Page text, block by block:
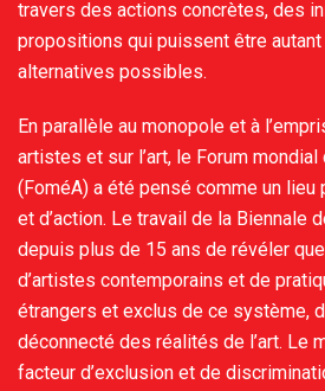
travers des actions concrètes, des
propositions qui puissent être
alternatives possibles.
En parallèle au monopole et à
artistes et sur l’art, le Forum
(FoméA) a été pensé comme un
et d’action. Le travail de la Biennale
depuis plus de 15 ans de révéler
d’artistes contemporains et de
étrangers et exclus de ce système,
déconnecté des réalités de l’art. Le
facteur d’exclusion et de